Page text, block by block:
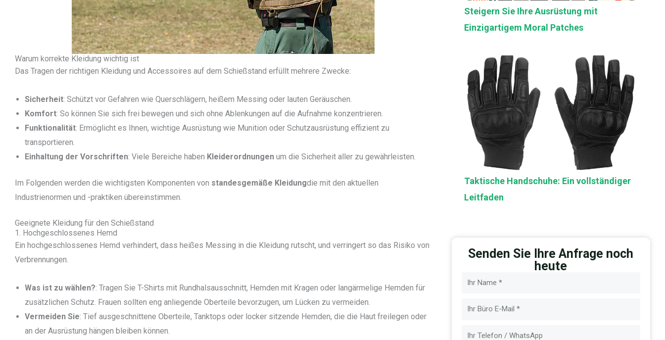
Warum korrekte Kleidung wichtig ist
Das Tragen der richtigen Kleidung und Accessoires auf dem Schießstand erfüllt mehrere Zwecke:
Sicherheit: Schützt vor Gefahren wie Querschlägern, heißem Messing oder lauten Geräuschen.
Komfort: So können Sie sich frei bewegen und sich ohne Ablenkungen auf die Aufnahme konzentrieren.
Funktionalität: Ermöglicht es Ihnen, wichtige Ausrüstung wie Munition oder Schutzausrüstung effizient zu
transportieren.
Einhaltung der Vorschriften: Viele Bereiche haben Kleiderordnungen um die Sicherheit aller zu gewährleisten.
Im Folgenden werden die wichtigsten Komponenten von standesgemäße Kleidungdie mit den aktuellen
Industrienormen und -praktiken übereinstimmen.
Geeignete Kleidung für den Schießstand
1. Hochgeschlossenes Hemd
Ein hochgeschlossenes Hemd verhindert, dass heißes Messing in die Kleidung rutscht, und verringert so das Risiko von
Verbrennungen.
Was ist zu wählen?: Tragen Sie T-Shirts mit Rundhalsausschnitt, Hemden mit Kragen oder langärmelige Hemden für
zusätzlichen Schutz. Frauen sollten eng anliegende Oberteile bevorzugen, um Lücken zu vermeiden.
Vermeiden Sie: Tief ausgeschnittene Oberteile, Tanktops oder locker sitzende Hemden, die die Haut freilegen oder
an der Ausrüstung hängen bleiben können.
Steigern Sie Ihre Ausrüstung mit
Einzigartigem Moral Patches
Taktische Handschuhe: Ein vollständiger
Leitfaden
Senden Sie Ihre Anfrage noch
heute
Name
E-
Nachricht